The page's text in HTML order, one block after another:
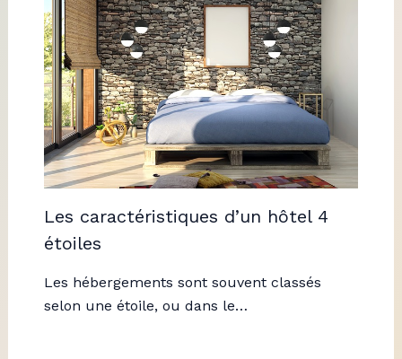
Les caractéristiques d’un hôtel 4
étoiles
Les hébergements sont souvent classés
selon une étoile, ou dans le…